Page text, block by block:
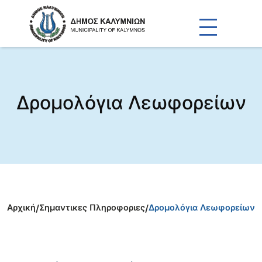
Δρομολόγια Λεωφορείων
Αρχική/Σημαντικες Πληροφοριες/Δρομολόγια Λεωφορείων